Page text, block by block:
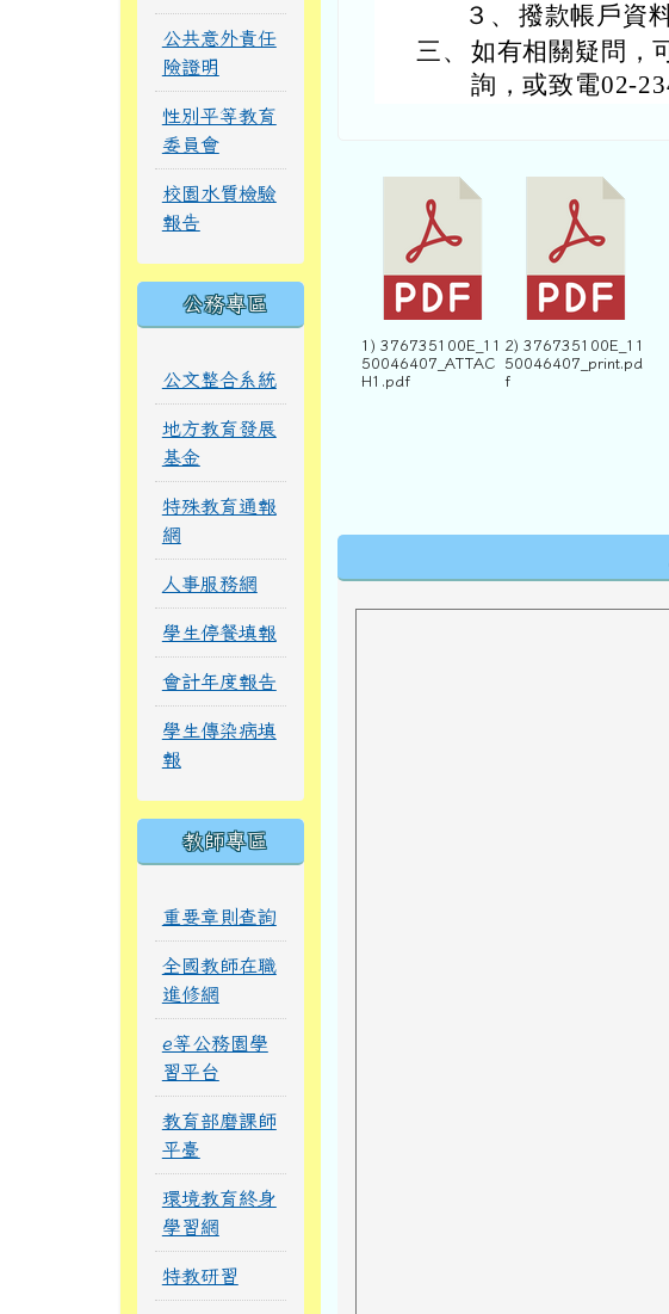
公共意外責任
險證明
性別平等教育
委員會
校園水質檢驗
報告
公務專區
公文整合系統
地方教育發展
基金
特殊教育通報
網
人事服務網
學生停餐填報
會計年度報告
學生傳染病填
報
教師專區
重要章則查詢
全國教師在職
進修網
e等公務園學
習平台
教育部磨課師
平臺
環境教育終身
學習網
特教研習
３、 撥款帳戶資
三、 如有相關疑問，
詢，或致電02-
1) 376735100E_11
50046407_ATTAC
H1.pdf
2) 376735100E_11
50046407_print.pd
f